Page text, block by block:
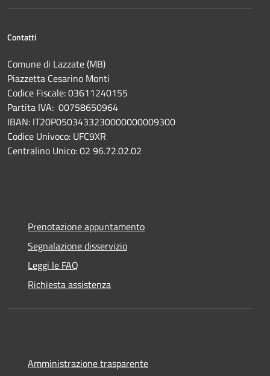
Contatti
Comune di Lazzate (MB)
Piazzetta Cesarino Monti
Codice Fiscale: 03611240155
Partita IVA: 00758650964
IBAN: IT20P0503433230000000009300
Codice Univoco: UFC9XR
Centralino Unico: 02 96.72.02.02
Prenotazione appuntamento
Segnalazione disservizio
Leggi le FAQ
Richiesta assistenza
Amministrazione trasparente